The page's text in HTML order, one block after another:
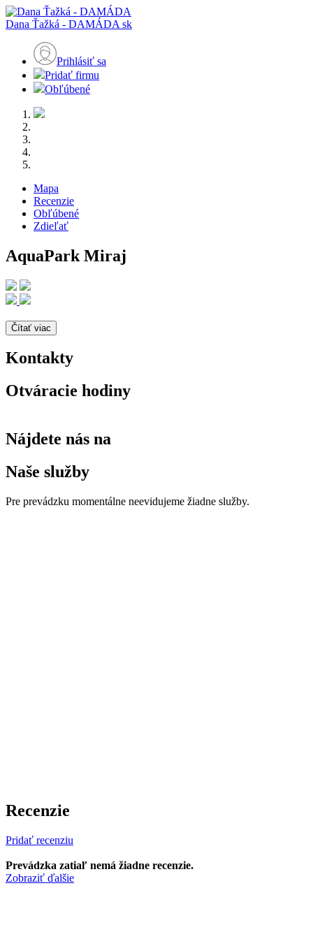
Dana Ťažká - DAMÁDA sk
Prihlásiť sa
Pridať firmu
Obľúbené
Mapa
Recenzie
Obľúbené
Zdieľať
AquaPark Miraj
Čítať viac
Kontakty
Otváracie hodiny
Nájdete nás na
Naše služby
Pre prevádzku momentálne neevidujeme žiadne služby.
Recenzie
Pridať recenziu
Prevádzka zatiaľ nemá žiadne recenzie.
Zobraziť ďalšie